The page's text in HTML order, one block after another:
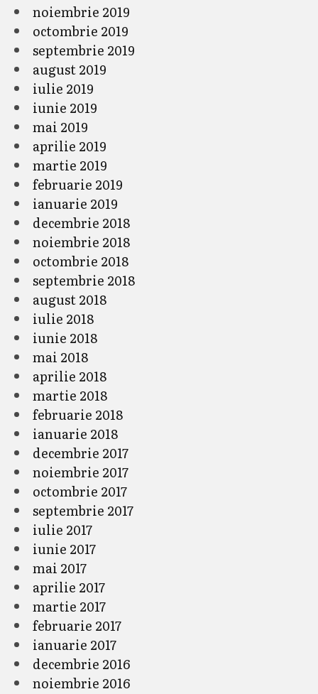
noiembrie 2019
octombrie 2019
septembrie 2019
august 2019
iulie 2019
iunie 2019
mai 2019
aprilie 2019
martie 2019
februarie 2019
ianuarie 2019
decembrie 2018
noiembrie 2018
octombrie 2018
septembrie 2018
august 2018
iulie 2018
iunie 2018
mai 2018
aprilie 2018
martie 2018
februarie 2018
ianuarie 2018
decembrie 2017
noiembrie 2017
octombrie 2017
septembrie 2017
iulie 2017
iunie 2017
mai 2017
aprilie 2017
martie 2017
februarie 2017
ianuarie 2017
decembrie 2016
noiembrie 2016